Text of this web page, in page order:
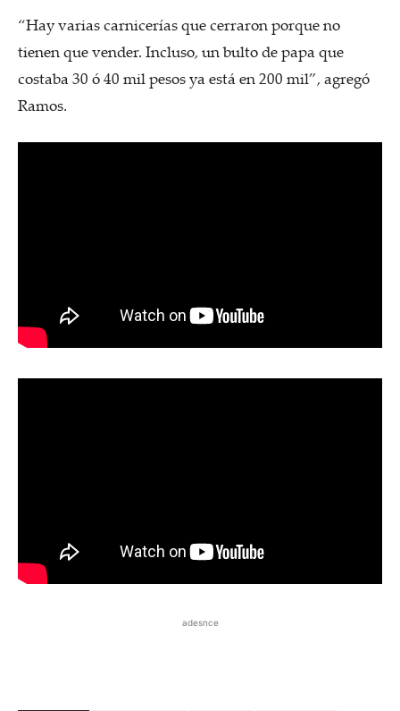
“Hay varias carnicerías que cerraron porque no
tienen que vender. Incluso, un bulto de papa que
costaba 30 ó 40 mil pesos ya está en 200 mil”, agregó
Ramos.
adesnce